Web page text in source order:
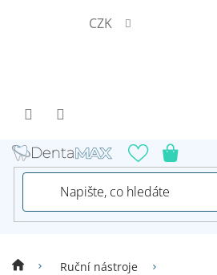
CZK
Ruční nástroje